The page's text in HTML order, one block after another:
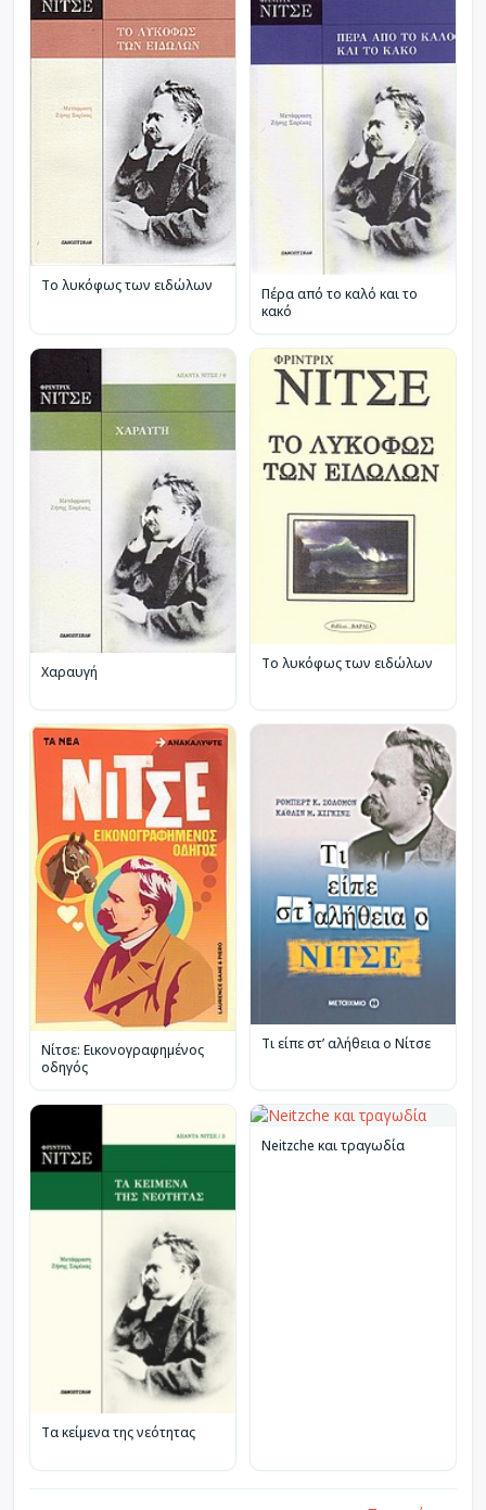
Το λυκόφως των ειδώλων
Πέρα από το καλό και το
κακό
Χαραυγή Το λυκόφως των ειδώλων
Νίτσε: Εικονογραφημένος
οδηγός
Τι είπε στ’ αλήθεια ο Νίτσε
Τα κείμενα της νεότητας
Neitzche και τραγωδία